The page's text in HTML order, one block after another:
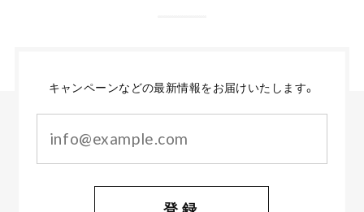
キャンペーンなどの最新情報をお届けいたします。